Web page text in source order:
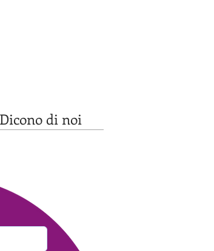
Dicono di noi